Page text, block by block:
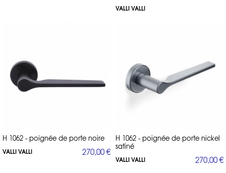
VALLI VALLI
H 1062 - poignée de porte noire
VALLI VALLI 270,00 €
H 1062 - poignée de porte nickel
satiné
VALLI VALLI 270,00 €